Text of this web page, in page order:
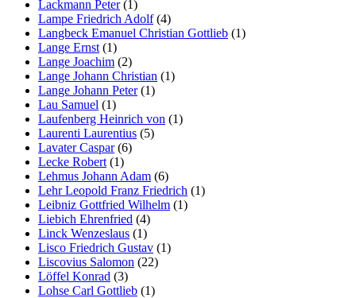
Lackmann Peter(1)
Lampe Friedrich Adolf(4)
Langbeck Emanuel Christian Gottlieb (1)
Lange Ernst (1)
Lange Joachim (2)
Lange Johann Christian (1)
Lange Johann Peter(1)
Lau Samuel (1)
Laufenberg Heinrich von (1)
Laurenti Laurentius (5)
Lavater Caspar(6)
Lecke Robert (1)
Lehmus Johann Adam (6)
Lehr Leopold Franz Friedrich (1)
Leibniz Gottfried Wilhelm (1)
Liebich Ehrenfried (4)
Linck Wenzeslaus (1)
Lisco Friedrich Gustav (1)
Liscovius Salomon (22)
Löffel Konrad (3)
Lohse Carl Gottlieb (1)